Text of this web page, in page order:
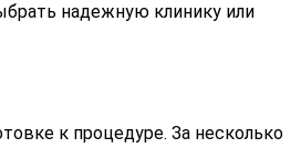
надежную клинику или
к процедуре. За несколько